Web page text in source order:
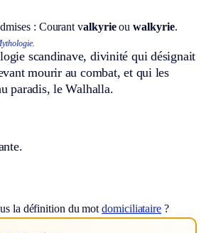
: Courant valkyrieouwalkyrie.
scandinave, divinité qui désignait
mourir au combat, et qui les
paradis, le Walhalla.
la définition du motdomiciliataire ?